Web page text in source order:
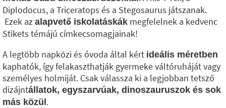
Diplodocus, a Triceratops és a Stegosaurus játszanak.
Ezek az alapvető iskolatáskák megfelelnek a kedvenc
Stikets témájú címkecsomagjainak!
A legtöbb napközi és óvoda által kért ideális méretben
kaphatók, így felakaszthatják gyermeke váltóruháját vagy
személyes holmiját. Csak válassza ki a legjobban tetsző
dizájntállatok, egyszarvúak, dinoszauruszok és sok
más közül .